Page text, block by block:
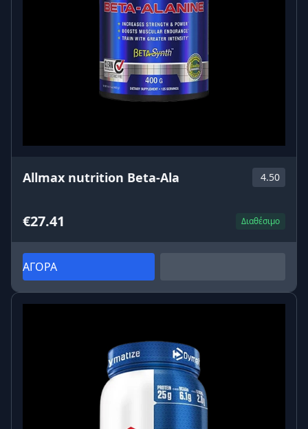
Allmax nutrition Beta-Ala 4.50
€27.41 Διαθέσιμο
ΑΓΟΡΑ